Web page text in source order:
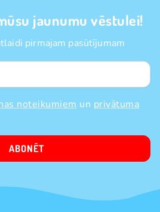
jaunumu vēstulei!
pirmajam pasūtījumam
noteikumiem un privātuma
ABONĒT